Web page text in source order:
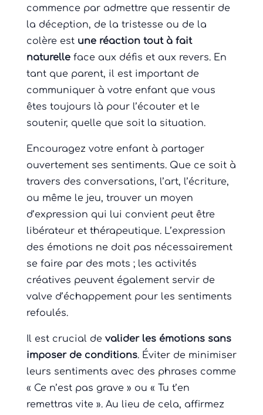
commence par admettre que ressentir de
la déception, de la tristesse ou de la
colère est une réaction tout à fait
naturelleface aux défis et aux revers. En
tant que parent, il est important de
communiquer à votre enfant que vous
êtes toujours là pour l’écouter et le
soutenir, quelle que soit la situation.
Encouragez votre enfant à partager
ouvertement ses sentiments. Que ce soit à
travers des conversations, l’art, l’écriture,
ou même le jeu, trouver un moyen
d’expression qui lui convient peut être
libérateur et thérapeutique. L’expression
des émotions ne doit pas nécessairement
se faire par des mots ; les activités
créatives peuvent également servir de
valve d’échappement pour les sentiments
refoulés.
Il est crucial de valider les émotions sans
imposer de conditions. Éviter de minimiser
leurs sentiments avec des phrases comme
« Ce n’est pas grave » ou « Tu t’en
remettras vite ». Au lieu de cela, affirmez